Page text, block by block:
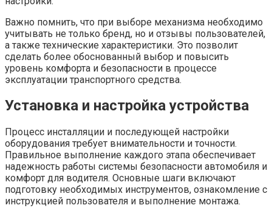
Важно помнить, что при выборе механизма необходимо
учитывать не только бренд, но и отзывы пользователей,
а также технические характеристики. Это позволит
сделать более обоснованный выбор и повысить
уровень комфорта и безопасности в процессе
эксплуатации транспортного средства.
Установка и настройка устройства
Процесс инсталляции и последующей настройки
оборудования требует внимательности и точности.
Правильное выполнение каждого этапа обеспечивает
надежность работы системы безопасности автомобиля и
комфорт для водителя. Основные шаги включают
подготовку необходимых инструментов, ознакомление с
инструкцией пользователя и выполнение монтажа.